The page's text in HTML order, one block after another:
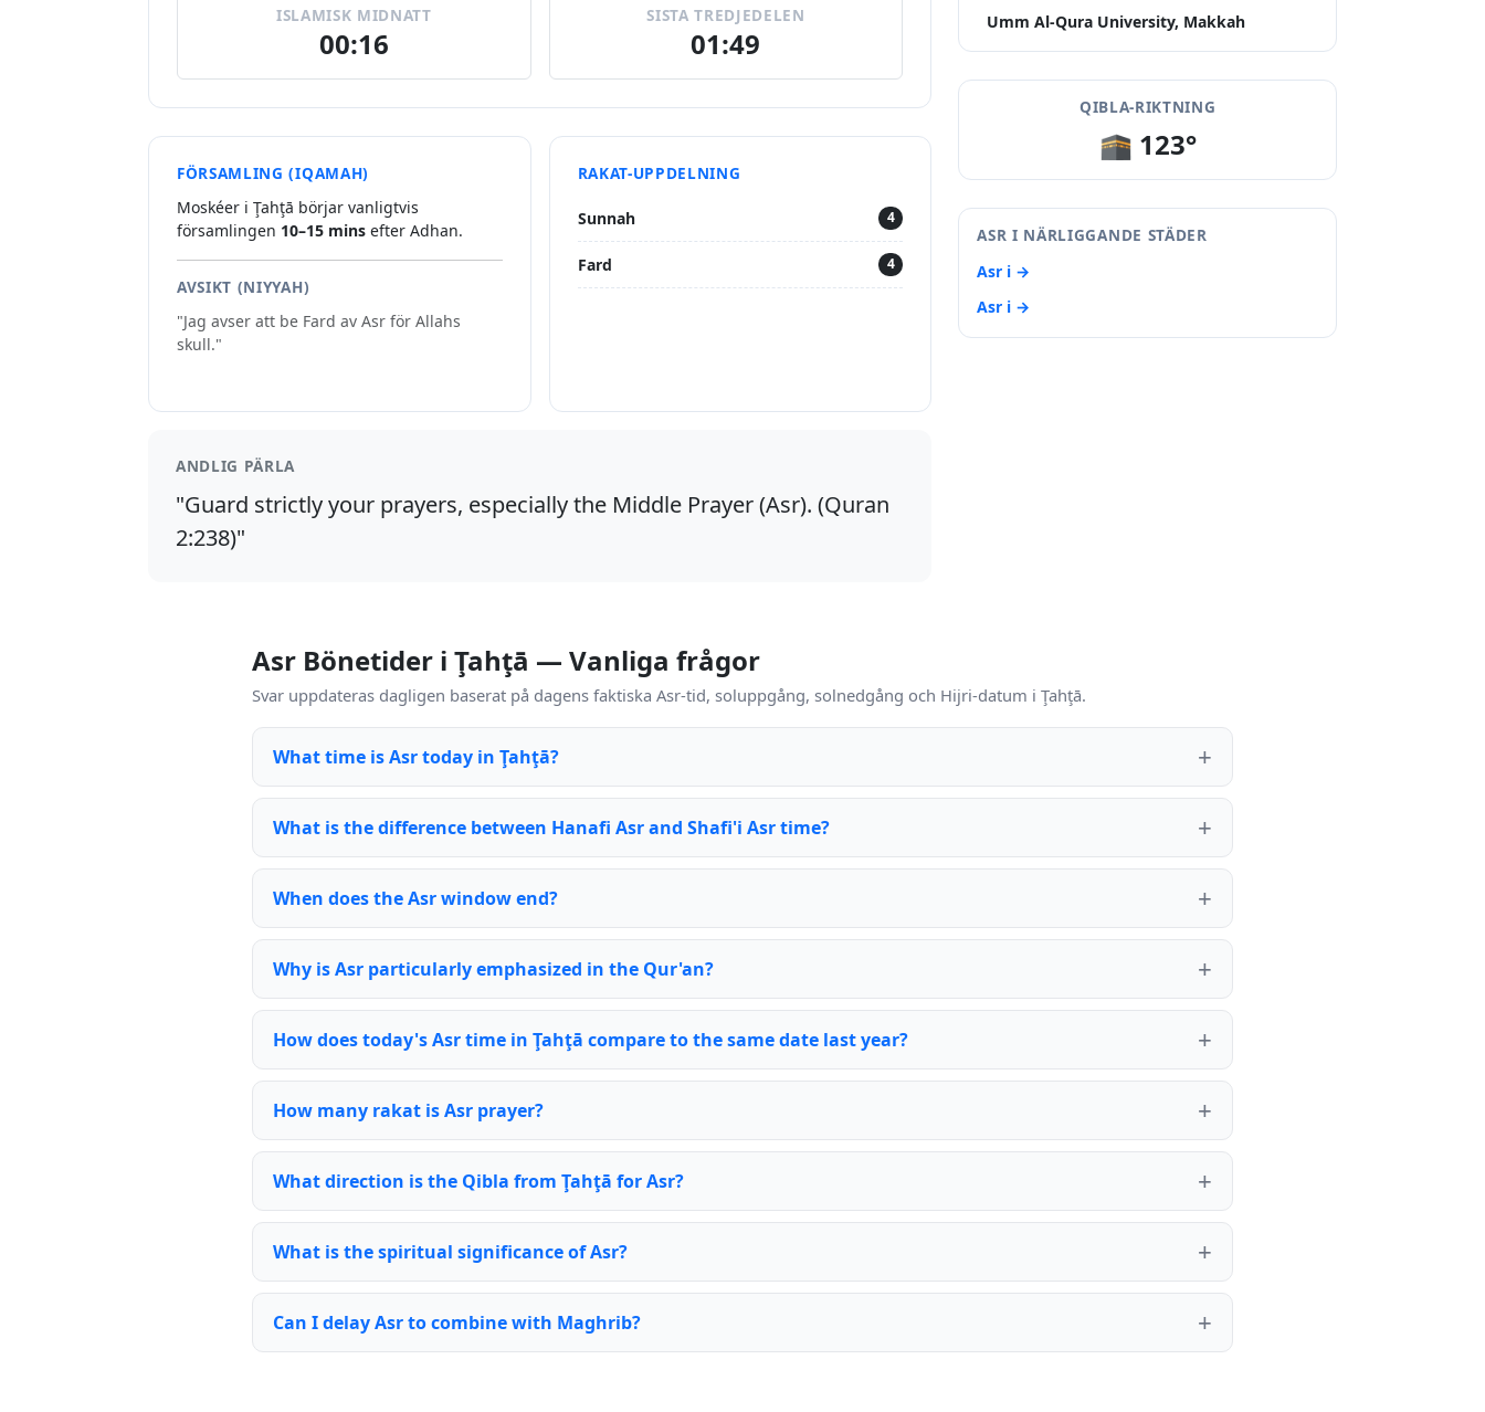
ISLAMISK MIDNATT
00:16
SISTA TREDJEDELEN
01:49
FÖRSAMLING (IQAMAH)
Moskéer i Ţahţā börjar vanligtvis
församlingen 10–15 mins efter Adhan.
AVSIKT (NIYYAH)
"Jag avser att be Fard av Asr för Allahs
skull."
RAKAT-UPPDELNING
Sunnah 4
Fard 4
ANDLIG PÄRLA
"Guard strictly your prayers, especially the Middle Prayer (Asr). (Quran
2:238)"
Umm Al-Qura University, Makkah
QIBLA-RIKTNING
🕋 123°
ASR I NÄRLIGGANDE STÄDER
Asr i →
Asr i →
Asr Bönetider i Ţahţā — Vanliga frågor
Svar uppdateras dagligen baserat på dagens faktiska Asr-tid, soluppgång, solnedgång och Hijri-datum i Ţahţā.
What time is Asr today in Ţahţā?
What is the difference between Hanafi Asr and Shafi'i Asr time?
When does the Asr window end?
Why is Asr particularly emphasized in the Qur'an?
How does today's Asr time in Ţahţā compare to the same date last year?
How many rakat is Asr prayer?
What direction is the Qibla from Ţahţā for Asr?
What is the spiritual significance of Asr?
Can I delay Asr to combine with Maghrib?